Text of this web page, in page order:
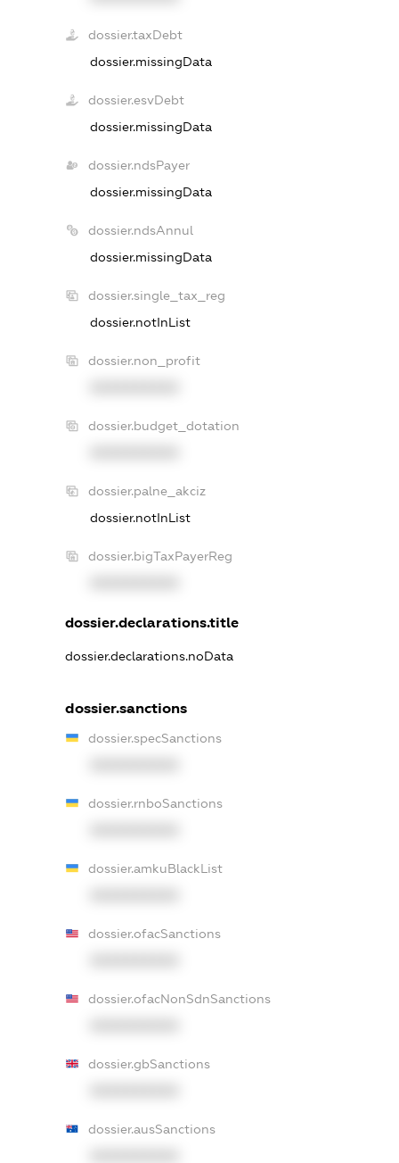
dossier.taxDebt
dossier.missingData
dossier.esvDebt
dossier.missingData
dossier.ndsPayer
dossier.missingData
dossier.ndsAnnul
dossier.missingData
dossier.single_tax_reg
dossier.notInList
dossier.non_profit
dossier.budget_dotation
dossier.palne_akciz
dossier.notInList
dossier.bigTaxPayerReg
dossier.declarations.title
dossier.declarations.noData
dossier.sanctions
dossier.specSanctions
dossier.rnboSanctions
dossier.amkuBlackList
dossier.ofacSanctions
dossier.ofacNonSdnSanctions
dossier.gbSanctions
dossier.ausSanctions